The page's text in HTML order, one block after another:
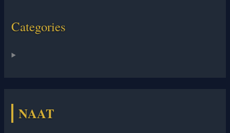
Categories
NAAT